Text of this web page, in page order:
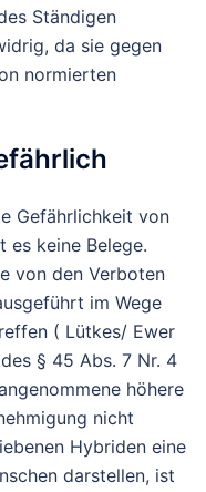
Ständigen
da sie gegen
normierten
Gefährlichkeit von
keine Belege.
von den Verboten
im Wege
( Lütkes/ Ewer
§ 45 Abs. 7 Nr. 4
höhere
nicht
Hybriden eine
darstellen, ist